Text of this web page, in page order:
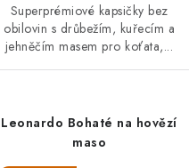
Superprémiové kapsičky bez
obilovin s drůbežím, kuřecím a
jehněčím masem pro koťata,...
Leonardo Bohaté na hovězí
maso